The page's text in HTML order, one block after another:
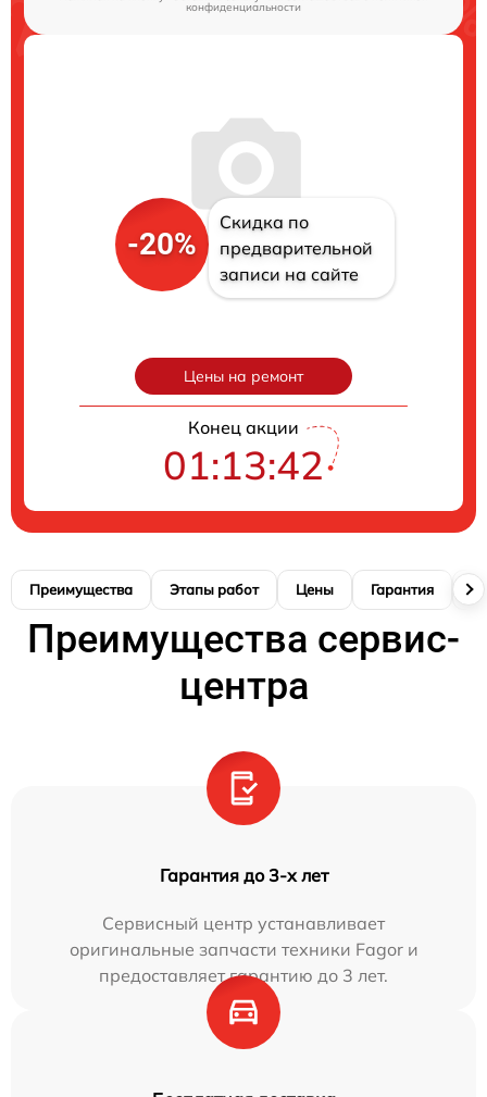
конфиденциальности
-20%
Скидка по
предварительной
записи на сайте
Цены на ремонт
Конец акции
01:13:41
Преимущества Этапы работ Цены Гарантия
Преимущества сервис-
центра
Гарантия до 3-х лет
Сервисный центр устанавливает
оригинальные запчасти техники Fagor и
предоставляет гарантию до 3 лет.